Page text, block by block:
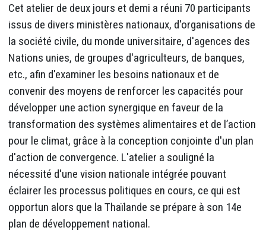
Cet atelier de deux jours et demi a réuni 70 participants
issus de divers ministères nationaux, d'organisations de
la société civile, du monde universitaire, d'agences des
Nations unies, de groupes d'agriculteurs, de banques,
etc., afin d'examiner les besoins nationaux et de
convenir des moyens de renforcer les capacités pour
développer une action synergique en faveur de la
transformation des systèmes alimentaires et de l’action
pour le climat, grâce à la conception conjointe d'un plan
d'action de convergence. L'atelier a souligné la
nécessité d'une vision nationale intégrée pouvant
éclairer les processus politiques en cours, ce qui est
opportun alors que la Thaïlande se prépare à son 14e
plan de développement national.